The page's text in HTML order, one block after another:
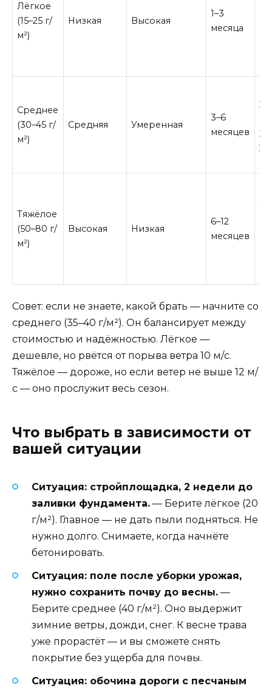
Лёгкое
(15–25 г/
м²)
Низкая Высокая
1–3
месяца
Среднее
(30–45 г/
м²)
Средняя Умеренная
3–6
месяцев
Тяжёлое
(50–80 г/
м²)
Высокая Низкая
6–12
месяцев
Совет: если не знаете, какой брать — начните со
среднего (35–40 г/м²). Он балансирует между
стоимостью и надёжностью. Лёгкое —
дешевле, но рвётся от порыва ветра 10 м/с.
Тяжёлое — дороже, но если ветер не выше 12 м/
с — оно прослужит весь сезон.
Что выбрать в зависимости от
вашей ситуации
Ситуация: стройплощадка, 2 недели до
заливки фундамента. — Берите лёгкое (20
г/м²). Главное — не дать пыли подняться. Не
нужно долго. Снимаете, когда начнёте
бетонировать.
Ситуация: поле после уборки урожая,
нужно сохранить почву до весны. —
Берите среднее (40 г/м²). Оно выдержит
зимние ветры, дожди, снег. К весне трава
уже прорастёт — и вы сможете снять
покрытие без ущерба для почвы.
Ситуация: обочина дороги с песчаным